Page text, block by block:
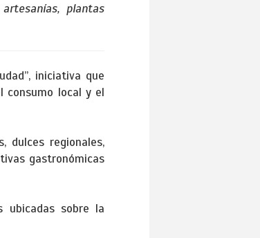
plantas
iniciativa que
consumo local y el
dulces regionales,
gastronómicas
ubicadas sobre la